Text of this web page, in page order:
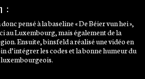
:
donc pensé à la baseline « De Béier vun hei »,
au Luxembourg, mais également de la
Ensuite, binsfeld a réalisé une vidéo en
d’intégrer les codes et la bonne humeur du